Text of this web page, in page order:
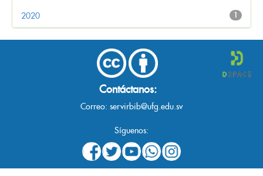
1
2020
Contáctanos:
Correo: servirbib@ufg.edu.sv
Síguenos: